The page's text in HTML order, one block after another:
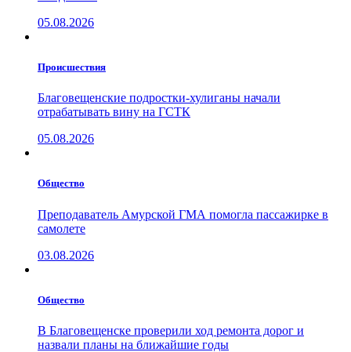
05.08.2026
Проиcшествия
Благовещенские подростки-хулиганы начали
отрабатывать вину на ГСТК
05.08.2026
Общество
Преподаватель Амурской ГМА помогла пассажирке в
самолете
03.08.2026
Общество
В Благовещенске проверили ход ремонта дорог и
назвали планы на ближайшие годы